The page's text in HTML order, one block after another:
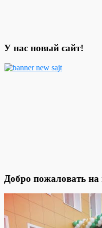
У нас новый сайт!
Добро пожаловать